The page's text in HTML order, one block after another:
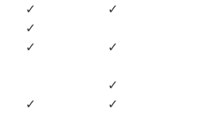
✓
✓
✓
✓
✓
✓
✓
✓